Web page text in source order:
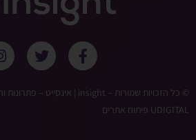
© כל הזכויות שמורות – ‫insight | אינסייט – פתרונות וחיבורים עסקיים
UDIGITAL פיתוח אתרים